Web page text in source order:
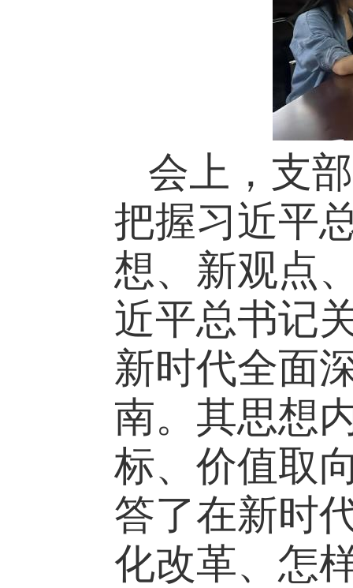
会上，支
把握习近平
想、新观点
近平总书记
新时代全面
南。其思想
标、价值取
答了在新时
化改革、怎